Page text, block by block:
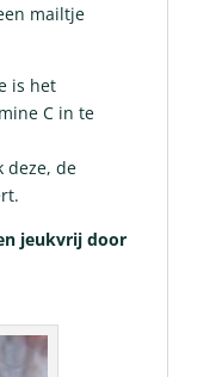
mailtje
is het
C in te
deze, de
jeukvrij door